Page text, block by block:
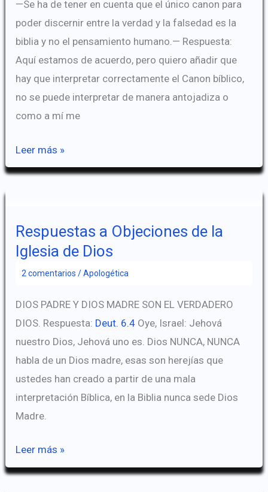
—Se ha de tener en cuenta que el único canon para
poder discernir entre la verdad y la falsedad es la
biblia y no el pensamiento humano.— Respuesta:
Aquí estamos de acuerdo, pero quiero añadir que
hay que interpretar correctamente el Canon bíblico,
no se puede interpretar de manera antojadiza o
como a mí me
Respuestas
II
de
Iglesia
de
Leer más »
Respuestas a Objeciones de la
Iglesia de Dios
2 comentarios /Apologética
DIOS PADRE Y DIOS MADRE SON EL VERDADERO
DIOS. Respuesta: Deut. 6.4 Oye, Israel: Jehová
nuestro Dios, Jehová uno es. Dios NUNCA, NUNCA
habla de un Dios madre, esas son herejías que
ustedes han creado a partir de una mala
interpretación Bíblica, en la Biblia nunca sede Dios
Madre.
Respuestas
a
Leer más »